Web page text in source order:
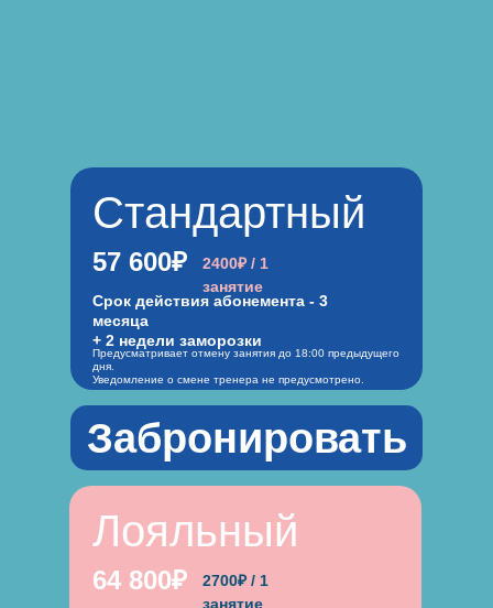
Предусматривает отмену занятия до 18:00 предыдущего
дня.
Уведомление о смене тренера не предусмотрено.
57 600₽
Срок действия абонемента - 3
месяца
+ 2 недели заморозки
2400₽ / 1
занятие
Стандартный
64 800₽
2700₽ / 1
занятие
Лояльный
Забронировать